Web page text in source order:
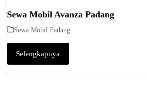
Sewa Mobil Avanza Padang
Sewa Mobil Padang
Selengkapnya